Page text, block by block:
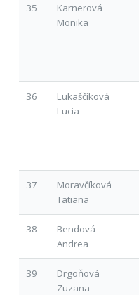
35
Karnerová
Monika
36
Lukaščíková
Lucia
37
Moravčíková
Tatiana
38
Bendová
Andrea
39
Drgoňová
Zuzana